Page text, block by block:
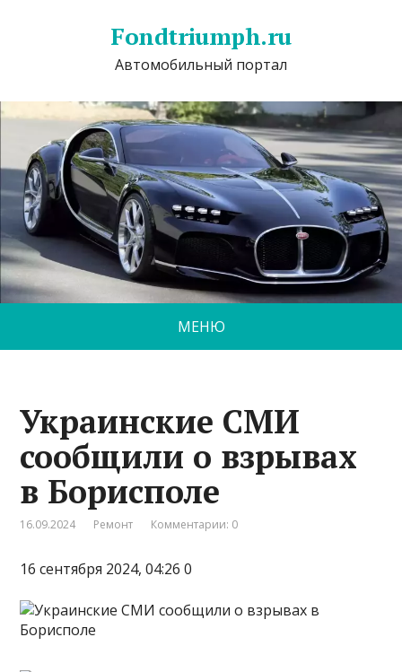
Fondtriumph.ru
Автомобильный портал
МЕНЮ
Украинские СМИ
сообщили о взрывах
в Борисполе
16.09.2024 Ремонт Комментарии: 0
16 сентября 2024, 04:26 0